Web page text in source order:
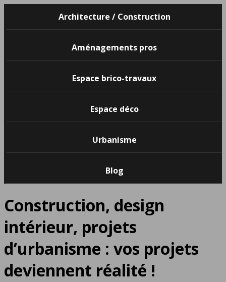
Architecture / Construction
Aménagements pros
Espace brico-travaux
Espace déco
Urbanisme
Blog
Construction, design
intérieur, projets
d’urbanisme : vos projets
deviennent réalité !